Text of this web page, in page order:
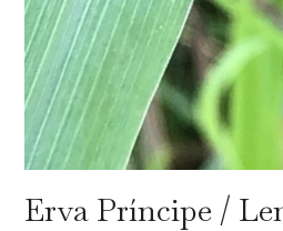
Erva Príncipe /